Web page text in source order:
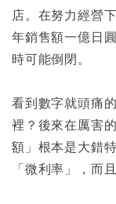
店。在努力經營
年銷售額一億日
時可能倒閉。
看到數字就頭痛
裡？後來在厲害
額」根本是大錯
「微利率」，而